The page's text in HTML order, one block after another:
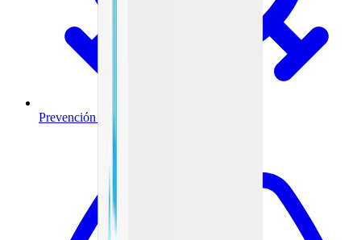
Prevención y tratamiento de infecciones